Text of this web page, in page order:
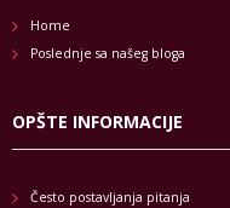
Home
Poslednje sa našeg bloga
OPŠTE INFORMACIJE
Često postavljanja pitanja